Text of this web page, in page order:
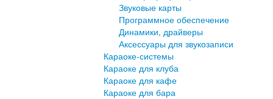
Звуковые карты
Программное обеспечение
Динамики, драйверы
Аксессуары для звукозаписи
Караоке-системы
Караоке для клуба
Караоке для кафе
Караоке для бара